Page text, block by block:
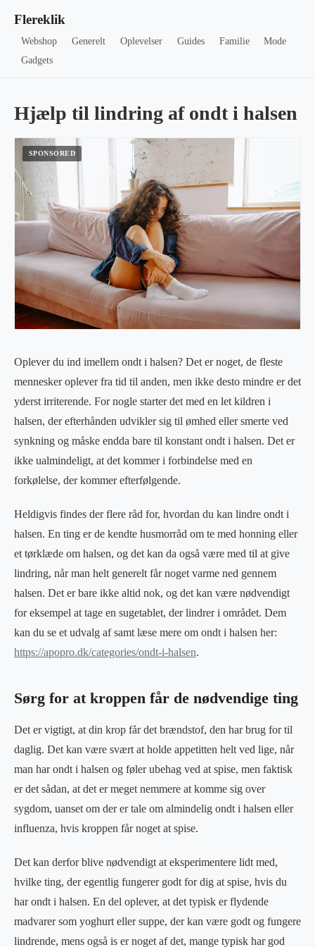
Flereklik
Webshop Generelt Oplevelser Guides Familie
Mode
Gadgets
Hjælp til lindring af ondt i halsen
Oplever du ind imellem ondt i halsen? Det er noget, de fleste
mennesker oplever fra tid til anden, men ikke desto mindre er det
yderst irriterende. For nogle starter det med en let kildren i
halsen, der efterhånden udvikler sig til ømhed eller smerte ved
synkning og måske endda bare til konstant ondt i halsen. Det er
ikke ualmindeligt, at det kommer i forbindelse med en
forkølelse, der kommer efterfølgende.
Heldigvis findes der flere råd for, hvordan du kan lindre ondt i
halsen. En ting er de kendte husmorråd om te med honning eller
et tørklæde om halsen, og det kan da også være med til at give
lindring, når man helt generelt får noget varme ned gennem
halsen. Det er bare ikke altid nok, og det kan være nødvendigt
for eksempel at tage en sugetablet, der lindrer i området. Dem
kan du se et udvalg af samt læse mere om ondt i halsen her:
https://apopro.dk/categories/ondt-i-halsen.
Sørg for at kroppen får de nødvendige ting
Det er vigtigt, at din krop får det brændstof, den har brug for til
daglig. Det kan være svært at holde appetitten helt ved lige, når
man har ondt i halsen og føler ubehag ved at spise, men faktisk
er det sådan, at det er meget nemmere at komme sig over
sygdom, uanset om der er tale om almindelig ondt i halsen eller
influenza, hvis kroppen får noget at spise.
Det kan derfor blive nødvendigt at eksperimentere lidt med,
hvilke ting, der egentlig fungerer godt for dig at spise, hvis du
har ondt i halsen. En del oplever, at det typisk er flydende
madvarer som yoghurt eller suppe, der kan være godt og fungere
lindrende, mens også is er noget af det, mange typisk har god